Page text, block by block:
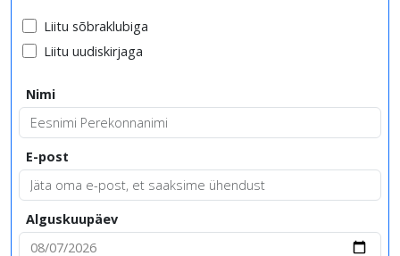
Liitu sõbraklubiga
Liitu uudiskirjaga
Nimi
E-post
Alguskuupäev